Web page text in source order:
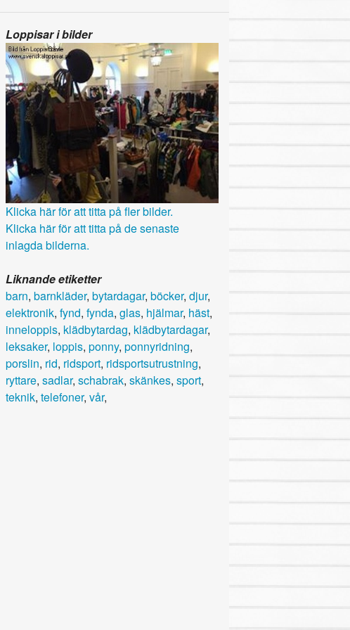
Loppisar i bilder
Klicka här för att titta på fler bilder.
Klicka här för att titta på de senaste
inlagda bilderna.
Liknande etiketter
barn, barnkläder, bytardagar, böcker, djur,
elektronik, fynd, fynda, glas, hjälmar, häst,
inneloppis, klädbytardag, klädbytardagar,
leksaker, loppis, ponny, ponnyridning,
porslin, rid, ridsport, ridsportsutrustning,
ryttare, sadlar, schabrak, skänkes, sport,
teknik, telefoner, vår,